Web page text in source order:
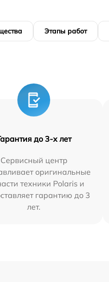
Этапы работ
до 3-х лет
Сервисный центр
оригинальные
техники Polaris и
гарантию до 3
лет.